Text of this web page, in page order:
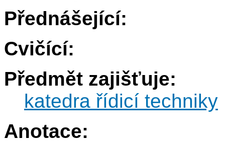
Přednášející:
Cvičící:
Předmět zajišťuje:
katedra řídicí techniky
Anotace: